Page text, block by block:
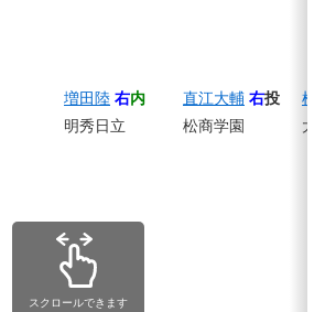
増田陸 右内
明秀日立
直江大輔 右投
松商学園
横
大
スクロールできます